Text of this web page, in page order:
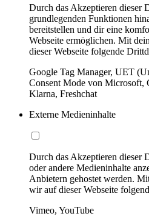
Durch das Akzeptieren dieser
grundlegenden Funktionen
bereitstellen und dir eine
Webseite ermöglichen. Mit
dieser Webseite folgende
Google Tag Manager, UET
Consent Mode von Microsoft,
Klarna, Freshchat
Externe Medieninhalte
Durch das Akzeptieren dieser
oder andere Medieninhalte
Anbietern gehostet werden.
wir auf dieser Webseite
Vimeo, YouTube